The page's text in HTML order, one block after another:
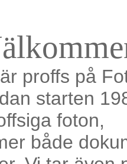
proffs på
starten
foton,
både